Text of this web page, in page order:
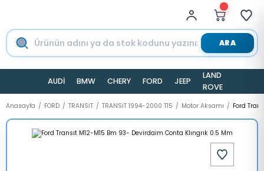
ARA
AUDİ BMW CHERY FORD JEEP
LAND
ROVER
Anasayfa FORD TRANSİT TRANSİT 1994-2000 T15 Motor Aksamı Ford